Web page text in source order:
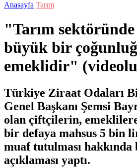
Anasayfa Tarım
"Tarım sektöründe
büyük bir
emeklidir"
Türkiye Ziraat Odaları
Genel Başkanı Şemsi
olan çiftçilerin,
bir defaya mahsus 5 bin
muaf tutulması hakkında
açıklaması yaptı.